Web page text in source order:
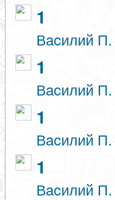
1
Вacилий П.
1
Вacилий П.
1
Вacилий П.
1
Вacилий П.